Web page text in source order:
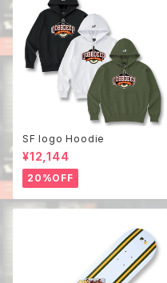
SF logo Hoodie
¥12,144
20%OFF